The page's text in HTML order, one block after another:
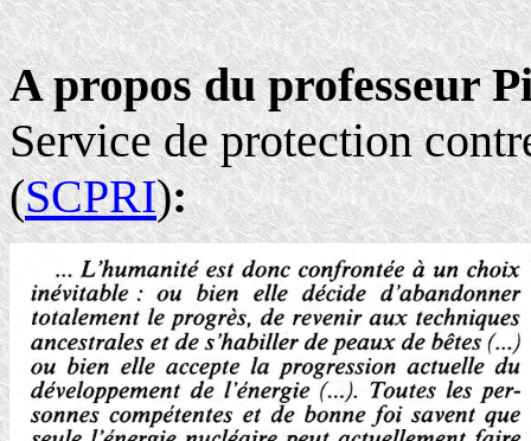
A propos du professeur
Service de protection
(SCPRI):